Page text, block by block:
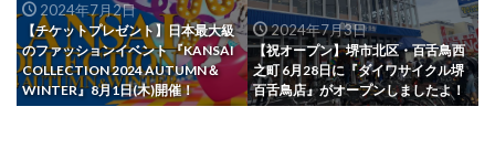
2024年7月2日
【チケットプレゼント】日本最大級
のファッションイベント 『KANSAI
COLLECTION 2024 AUTUMN＆
WINTER』8月1日(木)開催！
2024年7月3日
【祝オープン】堺市北区・百舌鳥西
之町 6月28日に『ダイワサイクル堺
百舌鳥店』がオープンしましたよ！